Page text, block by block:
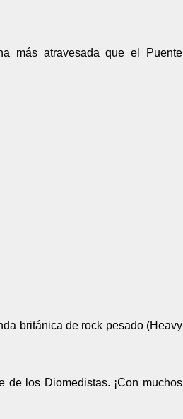
más atravesada que el Puente
británica de rock pesado (Heavy
de los Diomedistas. ¡Con muchos